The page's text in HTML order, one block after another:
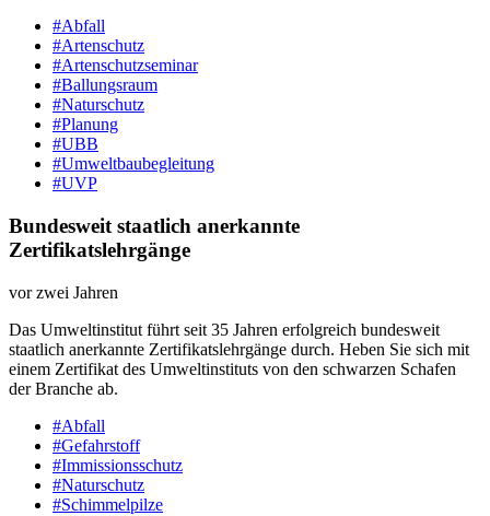
#Abfall
#Artenschutz
#Artenschutzseminar
#Ballungsraum
#Naturschutz
#Planung
#UBB
#Umweltbaubegleitung
#UVP
Bundesweit staatlich anerkannte
Zertifikatslehrgänge
vor zwei Jahren
Das Umweltinstitut führt seit 35 Jahren erfolgreich bundesweit
staatlich anerkannte Zertifikatslehrgänge durch. Heben Sie sich mit
einem Zertifikat des Umweltinstituts von den schwarzen Schafen
der Branche ab.
#Abfall
#Gefahrstoff
#Immissionsschutz
#Naturschutz
#Schimmelpilze